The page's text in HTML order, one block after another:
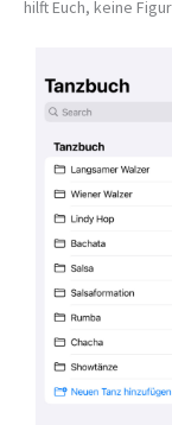
hilft Euch, keine